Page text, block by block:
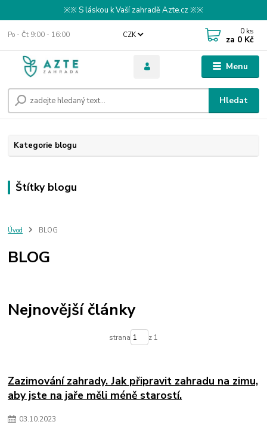
※※ S láskou k Vaší zahradě Azte.cz ※※
Menu
CZK
Hledat
Po - Čt 9:00 - 16:00 0 ks
za 0 Kč
Kategorie blogu
Štítky blogu
Úvod BLOG
BLOG
Nejnovější články
strana z 1
Zazimování zahrady. Jak připravit zahradu na zimu,
aby jste na jaře měli méně starostí.
03.10.2023